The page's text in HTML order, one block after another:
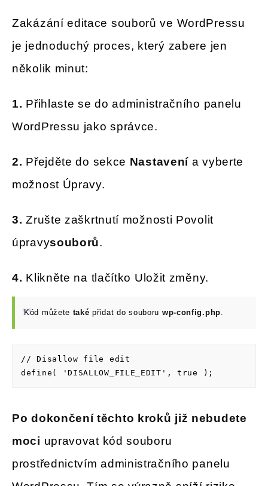
Zakázání editace souborů ve WordPressu
je jednoduchý proces, který zabere jen
několik minut:
1. Přihlaste se do administračního panelu
WordPressu jako správce.
2. Přejděte do sekce Nastavení a vyberte
možnost Úpravy.
3. Zrušte zaškrtnutí možnosti Povolit
úpravysouborů.
4. Klikněte na tlačítko Uložit změny.
Kód můžete taképřidat do souboru wp-config.php.
// Disallow file edit
define( 'DISALLOW_FILE_EDIT', true );
Po dokončení těchto kroků již nebudete
moci upravovat kód souboru
prostřednictvím administračního panelu